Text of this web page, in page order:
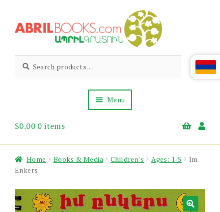
to
to
Abril
Books
Living
Armenian
for:
Menu
About Us
$0.00 0 items
Home Books & Media Children's Ages: 1-5
Im
Enkers